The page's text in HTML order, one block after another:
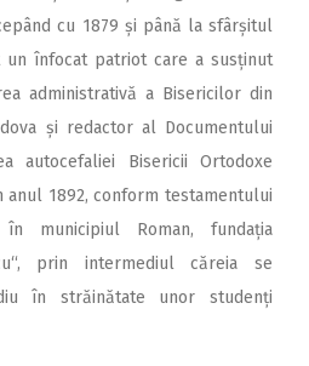
cu 1879 și până la sfârșitul
înfocat patriot care a susținut
administrativă a Bisericilor din
și redactor al Documentului
autocefaliei Bisericii Ortodoxe
anul 1892, conform testamentului
municipiul Roman, fundația
prin intermediul căreia se
în străinătate unor studenți